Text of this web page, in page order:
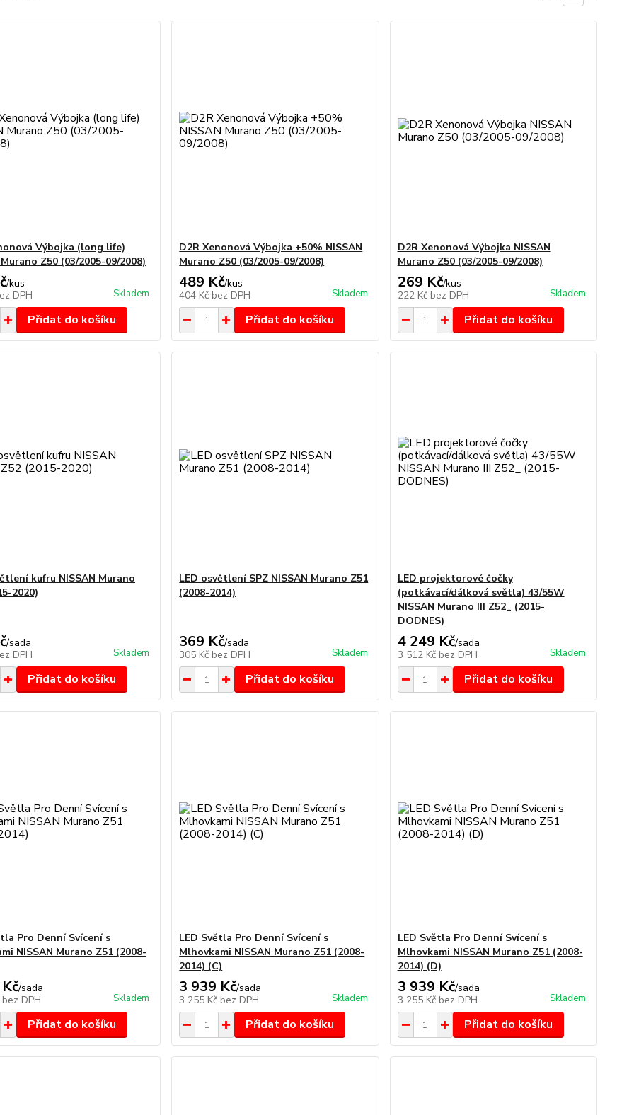
Výbojka (long life)
Z50 (03/2005-09/2008)
/kus
DPH
Skladem
Přidat do košíku
D2R Xenonová Výbojka +50% NISSAN
Murano Z50 (03/2005-09/2008)
489 Kč/kus
404 Kč bez DPH Skladem
Přidat do košíku
D2R Xenonová Výbojka NISSAN
Murano Z50 (03/2005-09/2008)
269 Kč/kus
222 Kč bez DPH Skladem
Přidat do košíku
kufru NISSAN Murano
2020)
/sada
DPH
Skladem
Přidat do košíku
LED osvětlení SPZ NISSAN Murano Z51
(2008-2014)
369 Kč/sada
305 Kč bez DPH Skladem
Přidat do košíku
LED projektorové čočky
(potkávací/dálková světla) 43/55W
NISSAN Murano III Z52_ (2015-
DODNES)
4 249 Kč/sada
3 512 Kč bez DPH Skladem
Přidat do košíku
Pro Denní Svícení s
NISSAN Murano Z51 (2008-
/sada
bez DPH Skladem
Přidat do košíku
LED Světla Pro Denní Svícení s
Mlhovkami NISSAN Murano Z51 (2008-
2014) (C)
3 939 Kč/sada
3 255 Kč bez DPH Skladem
Přidat do košíku
LED Světla Pro Denní Svícení s
Mlhovkami NISSAN Murano Z51 (2008-
2014) (D)
3 939 Kč/sada
3 255 Kč bez DPH Skladem
Přidat do košíku